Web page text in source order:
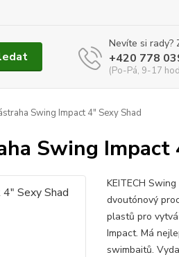
Nevíte si rady?
+420 778
(Po-Pá, 9-17
Swing Impact 4" Sexy Shad
Swing Impact
KEITECH
dvoutónový
plastů pro
Impact. Má
swimbaitů.